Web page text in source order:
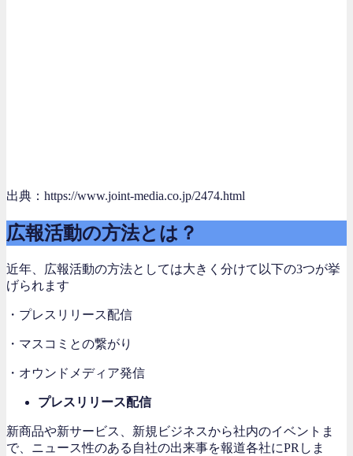
出典：https://www.joint-media.co.jp/2474.html
広報活動の方法とは？
近年、広報活動の方法としては大きく分けて以下の3つが挙
げられます
・プレスリリース配信
・マスコミとの繋がり
・オウンドメディア発信
プレスリリース配信
新商品や新サービス、新規ビジネスから社内のイベントま
で、ニュース性のある自社の出来事を報道各社にPRしま